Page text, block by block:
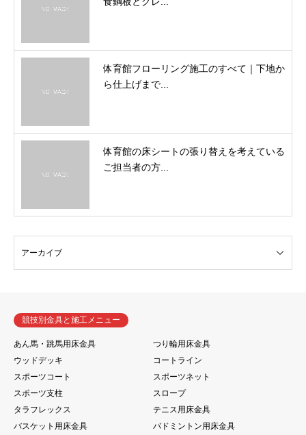
体育館フローリング施工のすべて｜下地か
ら仕上げまで...
体育館の床シートの張り替えを考えている
ご担当者の方...
競技別金具と施工メニュー
あん馬・跳馬用床金具
つり輪用床金具
ウッドデッキ
コートライン
スポーツコート
スポーツネット
スポーツ支柱
スロープ
タラフレックス
テニス用床金具
バスケット用床金具
バドミントン用床金具